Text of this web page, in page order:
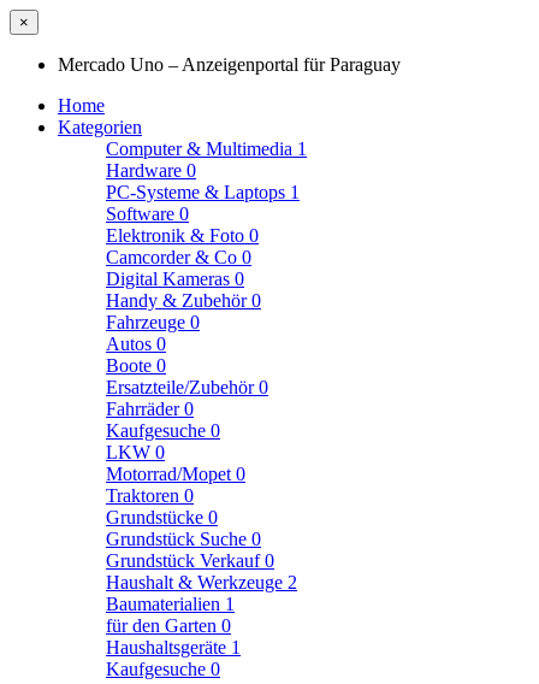
×
Mercado Uno – Anzeigenportal für Paraguay
Home
Kategorien
Computer & Multimedia 1
Hardware 0
PC-Systeme & Laptops 1
Software 0
Elektronik & Foto 0
Camcorder & Co 0
Digital Kameras 0
Handy & Zubehör0
Fahrzeuge 0
Autos 0
Boote 0
Ersatzteile/Zubehör0
Fahrräder0
Kaufgesuche 0
LKW 0
Motorrad/Mopet 0
Traktoren 0
Grundstücke 0
Grundstück Suche 0
Grundstück Verkauf0
Haushalt & Werkzeuge 2
Baumaterialien 1
für den Garten 0
Haushaltsgeräte 1
Kaufgesuche 0